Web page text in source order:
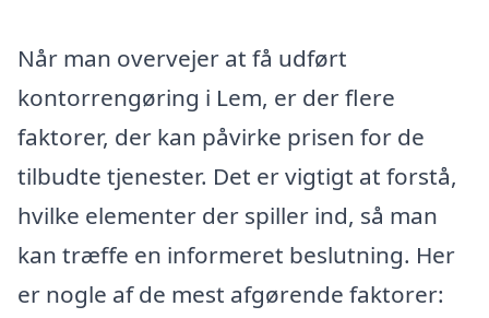
Når man overvejer at få udført
kontorrengøring i Lem, er der flere
faktorer, der kan påvirke prisen for de
tilbudte tjenester. Det er vigtigt at forstå,
hvilke elementer der spiller ind, så man
kan træffe en informeret beslutning. Her
er nogle af de mest afgørende faktorer: